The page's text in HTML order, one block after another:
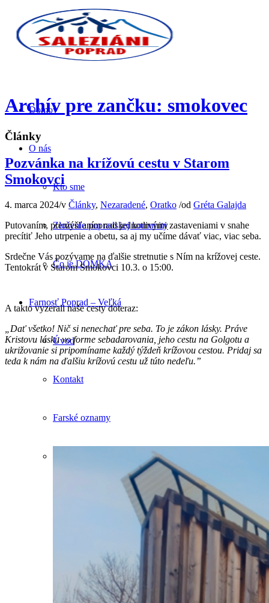
Domov
O nás
Kto sme
Zloženie popradskej komunity
Čo je DOMKA
Farnosť Poprad – Veľká
Úvod
Kontakt
Farské oznamy
Eucharistia
Archív pre zančku: smokovec
Články
Pozvánka na krížovú cestu v Starom
Smokovci
4. marca 2024/v Články, Nezaradené, Oratko /od Gréta Galajda
Putovaním, premýšľaním nad jednotlivými zastaveniami v snahe
precítiť Jeho utrpenie a obetu, sa aj my učíme dávať viac, viac seba.
Srdečne Vás pozývame na ďalšie stretnutie s Ním na krížovej ceste.
Tentokrát v Starom Smokovci 10.3. o 15:00.
A takto vyzerali naše cesty doteraz:
„Dať všetko! Nič si nenechať pre seba. To je zákon lásky. Práve
Kristovu lásku vo forme sebadarovania, jeho cestu na Golgotu a
ukrižovanie si pripomíname každý týždeň krížovou cestou. Pridaj sa
teda k nám na ďalšiu krížovú cestu už túto nedeľu.”